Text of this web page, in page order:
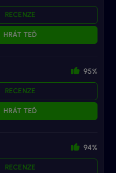
RECENZE
HRÁT TEĎ
95%
RECENZE
HRÁT TEĎ
94%
RECENZE